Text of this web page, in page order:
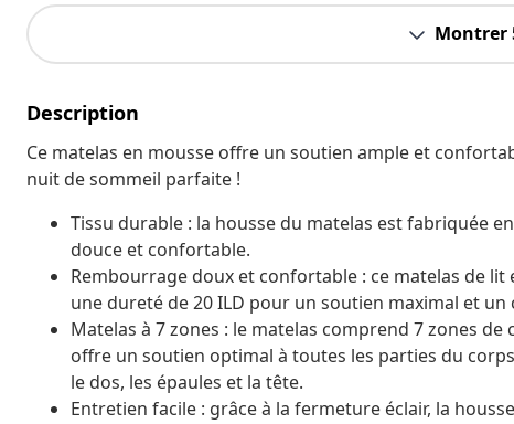
Montrer
Description
Ce matelas en mousse offre un soutien ample et
nuit de sommeil parfaite !
Tissu durable : la housse du matelas est fabriquée
douce et confortable.
Rembourrage doux et confortable : ce matelas de lit
une dureté de 20 ILD pour un soutien maximal et
Matelas à 7 zones : le matelas comprend 7 zones
offre un soutien optimal à toutes les parties du
le dos, les épaules et la tête.
Entretien facile : grâce à la fermeture éclair, la